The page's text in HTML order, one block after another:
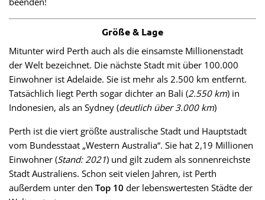
Größe & Lage
Mitunter wird Perth auch als die einsamste Millionenstadt
der Welt bezeichnet. Die nächste Stadt mit über 100.000
Einwohner ist Adelaide. Sie ist mehr als 2.500 km entfernt.
Tatsächlich liegt Perth sogar dichter an Bali (2.550 km) in
Indonesien, als an Sydney (deutlich über 3.000 km)
Perth ist die viert größte australische Stadt und Hauptstadt
vom Bundesstaat „Western Australia“. Sie hat 2,19 Millionen
Einwohner (Stand: 2021) und gilt zudem als sonnenreichste
Stadt Australiens. Schon seit vielen Jahren, ist Perth
außerdem unter den Top 10 der lebenswertesten Städte der